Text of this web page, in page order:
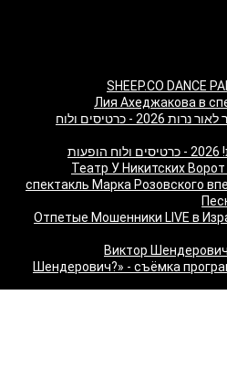
SHEEP.CO DANCE
Лия Ахеджакова в
משופן ועד AC/DC - מופע פסנתר לאור נרות 2026 - כרטיסים ולוח
"Театр У Никитских
спектакль Марка Розовского
Отпетые Мошенники LIVE в
Виктор
Шендерович?» - съёмка